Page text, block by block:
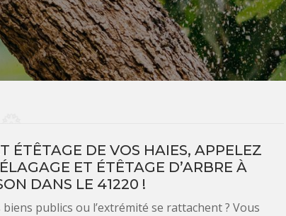
ÉTÊTAGE DE VOS HAIES, APPELEZ
ET ÉTÊTAGE D’ARBRE À
DANS LE 41220 !
publics ou l’extrémité se rattachent ? Vous